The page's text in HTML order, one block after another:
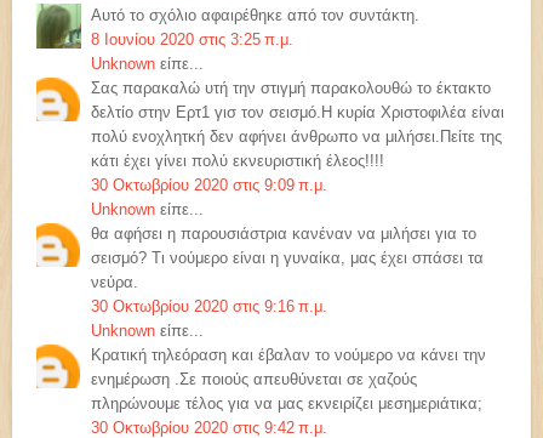
Αυτό το σχόλιο αφαιρέθηκε από τον συντάκτη.
8 Ιουνίου 2020 στις 3:25 π.μ.
Unknown είπε...
Σας παρακαλώ υτή την στιγμή παρακολουθώ το έκτακτο
δελτίο στην Ερτ1 γισ τον σεισμό.Η κυρία Χριστοφιλέα είναι
πολύ ενοχλητκή δεν αφήνει άνθρωπο να μιλήσει.Πείτε της
κάτι έχει γίνει πολύ εκνευριστική έλεος!!!!
30 Οκτωβρίου 2020 στις 9:09 π.μ.
Unknown είπε...
θα αφήσει η παρουσιάστρια κανέναν να μιλήσει για το
σεισμό? Τι νούμερο είναι η γυναίκα, μας έχει σπάσει τα
νεύρα.
30 Οκτωβρίου 2020 στις 9:16 π.μ.
Unknown είπε...
Κρατική τηλεόραση και έβαλαν το νούμερο να κάνει την
ενημέρωση .Σε ποιούς απευθύνεται σε χαζούς
πληρώνουμε τέλος για να μας εκνειρίζει μεσημεριάτικα;
30 Οκτωβρίου 2020 στις 9:42 π.μ.